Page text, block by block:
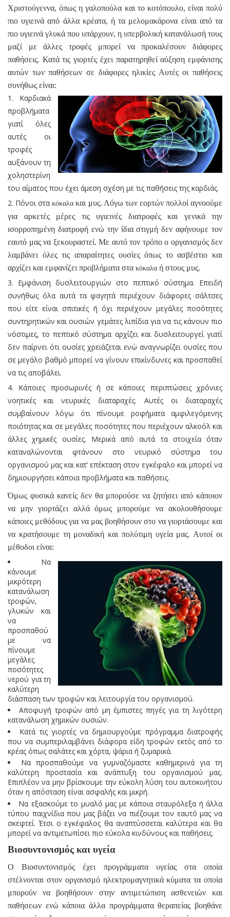
Χριστούγεννα, όπως η γαλοπούλα και το κοτόπουλο, είναι πολύ
πιο υγιεινά από άλλα κρέατα, ή τα μελομακάρονα είναι από τα
πιο υγιεινά γλυκά που υπάρχουν, η υπερβολική κατανάλωσή τους
μαζί με άλλες τροφές μπορεί να προκαλέσουν διάφορες
παθήσεις. Κατά τις γιορτές έχει παρατηρηθεί αύξηση εμφάνισης
αυτών των παθήσεων σε διάφορες ηλικίες Αυτές οι παθήσεις
συνήθως είναι:
Καρδιακά
προβλήματα
γιατί όλες
αυτές οι
τροφές
αυξάνουν τη
χοληστερίνη
του αίματος που έχει άμεση σχέση με τις παθήσεις της καρδιάς.
Πόνοι στακόκαλα και μυς. Λόγω των εορτών πολλοί αγνοούμε
για αρκετές μέρες τις υγιεινές διατροφές και γενικά την
ισορροπημένη διατροφή ενώ την ίδια στιγμή δεν αφήνουμε τον
εαυτό μας να ξεκουραστεί. Με αυτό τον τρόπο ο οργανισμός δεν
λαμβάνει όλες τις απαραίτητες ουσίες όπως το ασβέστιο και
αρχίζει και εμφανίζει προβλήματα στα κόκαλα ή στους μυς.
Εμφάνιση δυσλειτουργιών στο πεπτικό σύστημα. Επειδή
συνήθως όλα αυτά τα φαγητά περιέχουν διάφορες σάλτσες
που είτε είναι σπιτικές ή όχι περιέχουν μεγάλες ποσότητες
συντηρητικών και ουσιών γεμάτες λιπίδια για να τις κάνουν πιο
νόστιμες, το πεπτικό σύστημα αρχίζει και δυσλειτουργεί γιατί
δεν παίρνει ότι ουσίες χρειάζεται ενώ αναγνωρίζει ουσίες που
σε μεγάλο βαθμό μπορεί να γίνουν επικίνδυνες και προσπαθεί
να τις αποβάλει.
Κάποιες προσωρινές ή σε κάποιες περιπτώσεις χρόνιες
νοητικές και νευρικές διαταραχές. Αυτές οι διαταραχές
συμβαίνουν λόγω ότι πίνουμε ροφήματα αμφιλεγόμενης
ποιότητας και σε μεγάλες ποσότητες που περιέχουν αλκοόλ και
άλλες χημικές ουσίες. Μερικά από αυτά τα στοιχεία όταν
καταναλώνονται φτάνουν στο νευρικό σύστημα του
οργανισμού μας και κατ’ επέκταση στον εγκέφαλο και μπορεί να
δημιουργήσει κάποια προβλήματα και παθήσεις.
Όμως φυσικά κανείς δεν θα μπορούσε να ζητήσει από κάποιον
να μην γιορτάζει αλλά όμως μπορούμε να ακολουθήσουμε
κάποιες μεθόδους για να μας βοηθήσουν στο να γιορτάσουμε και
να κρατήσουμε τη μοναδική και πολύτιμη υγεία μας. Αυτοί οι
μέθοδοι είναι:
Να
κάνουμε
μικρότερη
κατανάλωση
τροφών,
γλυκών και
να
προσπαθού
με να
πίνουμε
μεγάλες
ποσότητες
νερού για τη
καλύτερη
διάσπαση των τροφών και λειτουργία του οργανισμού.
Αποφυγή τροφών από μη έμπιστες πηγές για τη λιγότερη
κατανάλωση χημικών ουσιών.
Κατά τις γιορτές να δημιουργούμε πρόγραμμα διατροφής
που να συμπεριλαμβάνει διάφορα είδη τροφών εκτός από το
κρέας όπως σαλάτες και χόρτα, ψάρια ή ζυμαρικά.
Να προσπαθούμε να γυμναζόμαστε καθημερινά για τη
καλύτερη προστασία και ανάπτυξη του οργανισμού μας.
Επιπλέον να μην βρίσκουμε την εύκολη λύση του αυτοκινήτου
όταν η απόσταση είναι ασφαλής και μικρή.
Να εξασκούμε το μυαλό μας με κάποια σταυρόλεξα ή άλλα
τύπου παιχνίδια που μας βάζει να πιέζουμε τον εαυτό μας να
σκεφτεί. Έτσι ο εγκέφαλος θα αναπτύσσεται καλύτερα και θα
μπορεί να αντιμετωπίσει πιο εύκολα κινδύνους και παθήσεις.
Βιοσυντονισμός και υγεία
Ο Βιοσυντονισμός έχει προγράμματα υγείας στα οποία
στέλνονται στον οργανισμό ηλεκτρομαγνητικά κύματα τα οποία
μπορούν να βοηθήσουν στην αντιμετώπιση ασθενειών και
παθήσεων ενώ κάποια άλλα προγράμματα θεραπείας βοηθάνε